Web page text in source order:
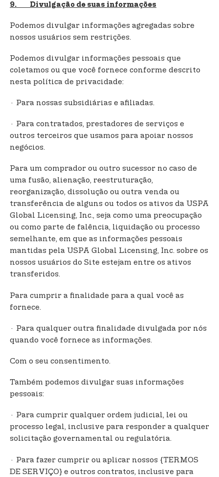
9. Divulgação de suas informações
Podemos divulgar informações agregadas sobre
nossos usuários sem restrições.
Podemos divulgar informações pessoais que
coletamos ou que você fornece conforme descrito
nesta política de privacidade:
· Para nossas subsidiárias e afiliadas.
· Para contratados, prestadores de serviços e
outros terceiros que usamos para apoiar nossos
negócios.
Para um comprador ou outro sucessor no caso de
uma fusão, alienação, reestruturação,
reorganização, dissolução ou outra venda ou
transferência de alguns ou todos os ativos da USPA
Global Licensing, Inc., seja como uma preocupação
ou como parte de falência, liquidação ou processo
semelhante, em que as informações pessoais
mantidas pela USPA Global Licensing, Inc. sobre os
nossos usuários do Site estejam entre os ativos
transferidos.
Para cumprir a finalidade para a qual você as
fornece.
· Para qualquer outra finalidade divulgada por nós
quando você fornece as informações.
Com o seu consentimento.
Também podemos divulgar suas informações
pessoais:
· Para cumprir qualquer ordem judicial, lei ou
processo legal, inclusive para responder a qualquer
solicitação governamental ou regulatória.
· Para fazer cumprir ou aplicar nossos {TERMOS
DE SERVIÇO} e outros contratos, inclusive para